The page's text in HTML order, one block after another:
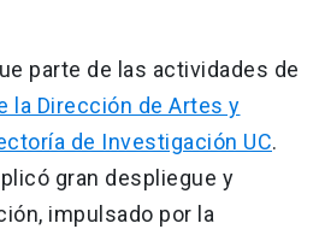
parte de las actividades de
la Dirección de Artes y
de Investigación UC.
gran despliegue y
impulsado por la